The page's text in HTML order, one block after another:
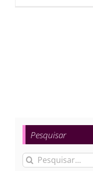
Pesquisar
Buscar